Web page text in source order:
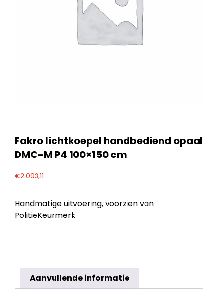
Fakro lichtkoepel handbediend opaal
DMC-M P4 100×150 cm
€2.093,11
Handmatige uitvoering, voorzien van
PolitieKeurmerk
Aanvullende informatie